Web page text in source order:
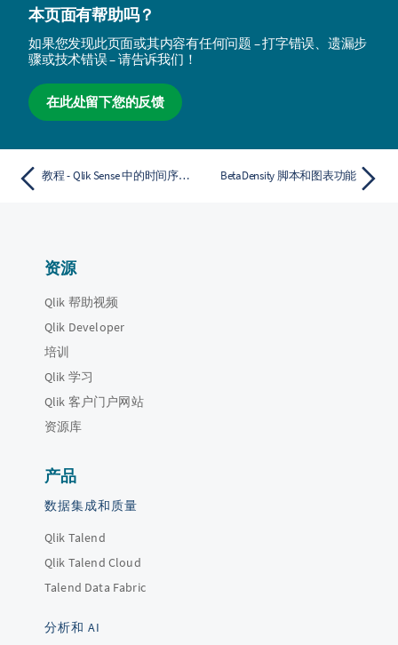
本页面有帮助吗？
如果您发现此页面或其内容有任何问题 – 打字错误、遗漏步
骤或技术错误 – 请告诉我们！
在此处留下您的反馈
教程 - Qlik Sense 中的时间序列分解 BetaDensity 脚本和图表功能
资源
Qlik 帮助视频
Qlik Developer
培训
Qlik 学习
Qlik 客户门户网站
资源库
产品
数据集成和质量
Qlik Talend
Qlik Talend Cloud
Talend Data Fabric
分析和 AI